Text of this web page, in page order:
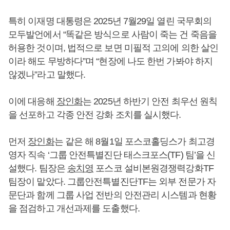
특히 이재명 대통령은 2025년 7월29일 열린 국무회의
모두발언에서 “똑같은 방식으로 사람이 죽는 건 죽음을
허용한 것이며, 법적으로 보면 미필적 고의에 의한 살인
이라 해도 무방하다”며 “현장에 나도 한번 가봐야 하지
않겠나”라고 말했다.
이에 대응해 장인화는 2025년 하반기 안전 최우선 원칙
을 선포하고 각종 안전 강화 조치를 실시했다.
먼저 장인화는 같은 해 8월1일 포스코홀딩스가 최고경
영자 직속 ‘그룹 안전특별진단 태스크포스(TF) 팀’을 신
설했다. 팀장은 송치영 포스코 설비본원경쟁력강화TF
팀장이 맡았다. 그룹안전특별진단TF는 외부 전문가 자
문단과 함께 그룹 사업 전반의 안전관리 시스템과 현황
을 점검하고 개선과제를 도출했다.